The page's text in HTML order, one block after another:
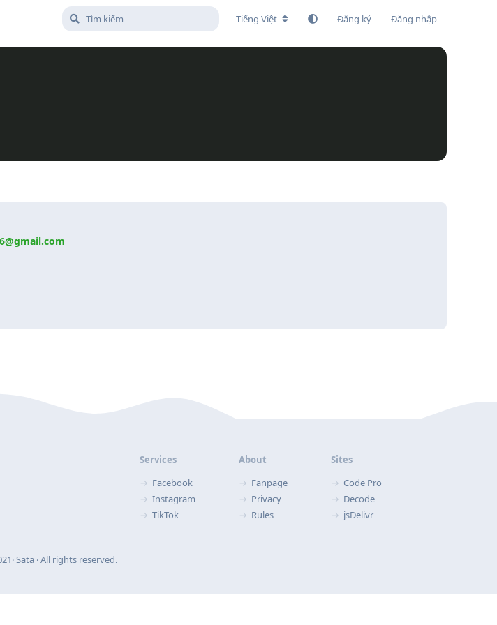
Tiếng Việt Đăng ký Đăng nhập
Services
Facebook
Instagram
TikTok
About
Fanpage
Privacy
Rules
Sites
Code Pro
Decode
jsDelivr
Sata ‧ All rights reserved.